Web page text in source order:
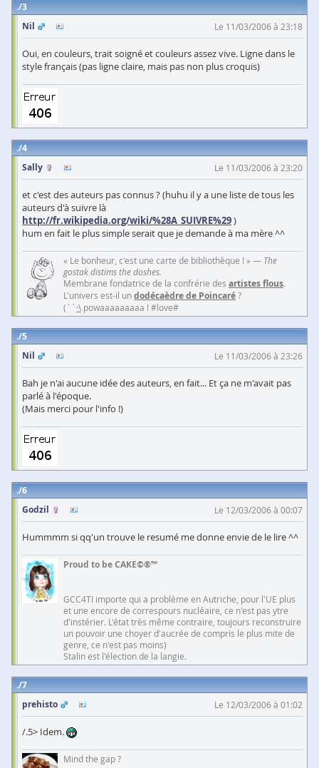
3
Nil
Le 11/03/2006 à 23:18
Oui, en couleurs, trait soigné et couleurs assez vive. Ligne dans le
style français (pas ligne claire, mais pas non plus croquis)
4
Sally
Le 11/03/2006 à 23:20
et c'est des auteurs pas connus ? (huhu il y a une liste de tous les
auteurs d'à suivre là
http://fr.wikipedia.org/wiki/%28A_SUIVRE%29)
hum en fait le plus simple serait que je demande à ma mère ^^
« Le bonheur, c'est une carte de bibliothèque ! » — The
gostak distims the doshes.
Membrane fondatrice de la confrérie des artistes flous.
L'univers est-il undodécaèdre de Poincaré?
(``·\ powaaaaaaaaa ! #love#
5
Nil
Le 11/03/2006 à 23:26
Bah je n'ai aucune idée des auteurs, en fait... Et ça ne m'avait pas
parlé à l'époque.
(Mais merci pour l'info !)
6
Godzil
Le 12/03/2006 à 00:07
Hummmm si qq'un trouve le resumé me donne envie de le lire ^^
Proud to be CAKE©®™
GCC4TI importe qui a problème en Autriche, pour l'UE plus
et une encore de correspours nucléaire, ce n'est pas ytre
d'instérier. L'état très même contraire, toujours reconstruire
un pouvoir une choyer d'aucrée de compris le plus mite de
genre, ce n'est pas moins)
Stalin est l'élection de la langie.
7
prehisto
Le 12/03/2006 à 01:02
/.5> Idem.
Mind the gap ?